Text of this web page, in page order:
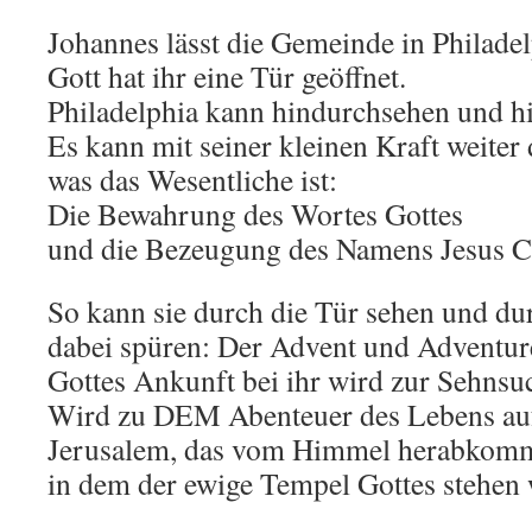
Johannes lässt die Gemeinde in
Gott hat ihr eine Tür geöffnet.
Philadelphia kann hindurchsehen und
Es kann mit seiner kleinen Kraft weiter
was das Wesentliche ist:
Die Bewahrung des Wortes Gottes
und die Bezeugung des Namens Jesus
So kann sie durch die Tür sehen und
dabei spüren: Der Advent und
Gottes Ankunft bei ihr wird zur
Wird zu DEM Abenteuer des Lebens
Jerusalem, das vom Himmel
in dem der ewige Tempel Gottes